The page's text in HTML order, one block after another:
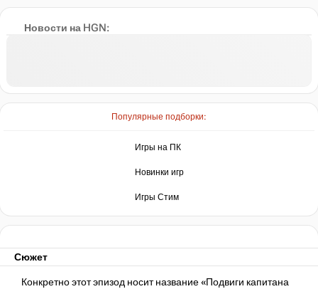
Новости на HGN:
Популярные подборки:
Игры на ПК
Новинки игр
Игры Стим
Сюжет
Конкретно этот эпизод носит название «Подвиги капитана